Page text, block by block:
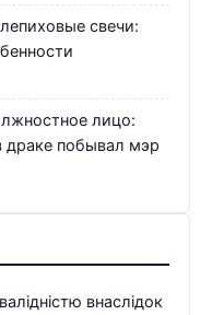
свечи:
лицо:
побывал мэр
внаслідок